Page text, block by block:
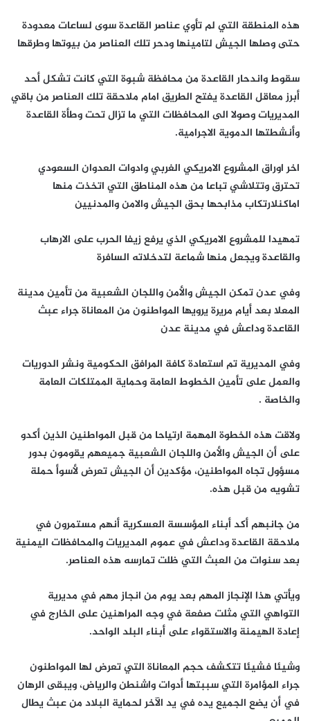
هذه المنطقة التي لم تأوي عناصر القاعدة سوى لساعات معدودة
حتى وصلها الجيش لتامينها ودحر تلك العناصر من بيوتها وطرقها
سقوط واندحار القاعدة من محافظة شبوة التي كانت تشكل أحد
أبرز معاقل القاعدة يفتح الطريق امام ملاحقة تلك العناصر من باقي
المديريات وصولا الى المحافظات التي ما تزال تحت وطأة القاعدة
وأنشطتها الدموية الاجرامية.
اخر اوراق المشروع الامريكي الغربي وادوات العدوان السعودي
تحترق وتتلاشي تباعا من هذه المناطق التي اتخذت منها
اماكنلارتكاب مذابحها بحق الجيش والامن والمدنيين
تمهيدا للمشروع الامريكي الذي يرفع زيفا الحرب على الارهاب
والقاعدة ويجعل منها شماعة لتدخلاته السافرة
وفي عدن تمكن الجيش والأمن واللجان الشعبية من تأمين مدينة
المعلا بعد أيام مريرة يرويها المواطنون من المعاناة جراء عبث
القاعدة وداعش في مدينة عدن
وفي المديرية تم استعادة كافة المرافق الحكومية ونشر الدوريات
والعمل على تأمين الخطوط العامة وحماية الممتلكات العامة
والخاصة .
ولاقت هذه الخطوة المهمة ارتياحا من قبل المواطنين الذين أكدو
على أن الجيش والأمن واللجان الشعبية جميعهم يقومون بدور
مسؤول تجاه المواطنين، مؤكدين أن الجيش تعرض لأسوأ حملة
تشويه من قبل هذه.
من جانبهم أكد أبناء المؤسسة العسكرية أنهم مستمرون في
ملاحقة القاعدة وداعش في عموم المديريات والمحافظات اليمنية
بعد سنوات من العبث التي ظلت تمارسه هذه العناصر.
ويأتي هذا الإنجاز المهم بعد يوم من انجاز مهم في مديرية
التواهي التي مثلت صفعة في وجه المراهنين على الخارج في
إعادة الهيمنة والاستقواء على أبناء البلد الواحد.
وشيئا فشيئا تتكشف حجم المعاناة التي تعرض لها المواطنون
جراء المؤامرة التي سببتها أدوات واشنطن والرياض، ويبقى الرهان
في أن يضع الجميع يده في يد الآخر لحماية البلاد من عبث يطال